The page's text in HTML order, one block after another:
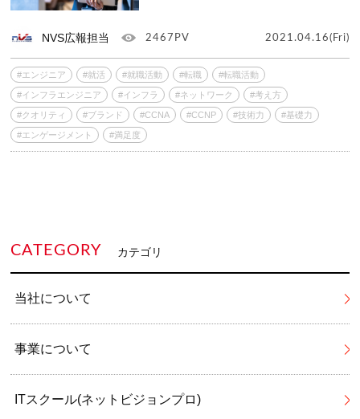
NVS広報担当 2467PV 2021.04.16(Fri)
#エンジニア #就活 #就職活動 #転職 #転職活動
#インフラエンジニア #インフラ #ネットワーク #考え方
#クオリティ #ブランド #CCNA #CCNP #技術力 #基礎力
#エンゲージメント #満足度
CATEGORY カテゴリ
当社について
事業について
ITスクール(ネットビジョンプロ)